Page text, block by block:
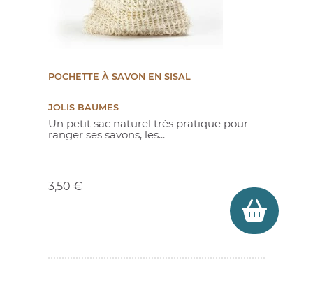
POCHETTE À SAVON EN SISAL
JOLIS BAUMES
Un petit sac naturel très pratique pour
ranger ses savons, les...
3,50 €